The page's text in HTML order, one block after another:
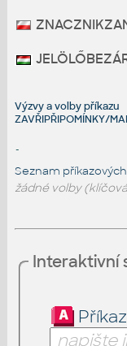
Výzvy a volby příkazu
ZAVŘIPŘIPOMÍNKY/
-
Seznam
žádné volby
Interaktivní